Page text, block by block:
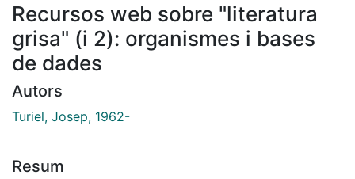
Recursos web sobre "literatura
grisa" (i 2): organismes i bases
de dades
Autors
Turiel, Josep, 1962-
Resum